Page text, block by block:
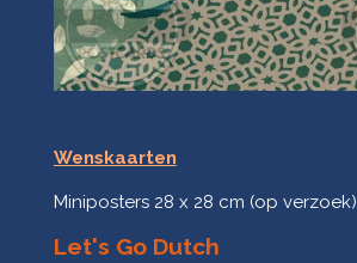
Wenskaarten
Miniposters 28 x 28 cm (op verzoek)
Let's Go Dutch